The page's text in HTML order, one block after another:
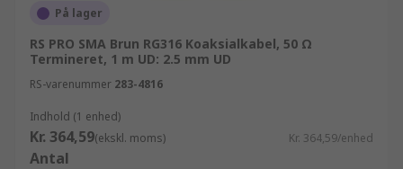
På lager
RS PRO SMA Brun RG316 Koaksialkabel, 50 Ω
Termineret, 1 m UD: 2.5 mm UD
RS-varenummer 283-4816
Indhold (1 enhed)
Kr. 364,59(ekskl. moms) Kr. 364,59/enhed
Antal